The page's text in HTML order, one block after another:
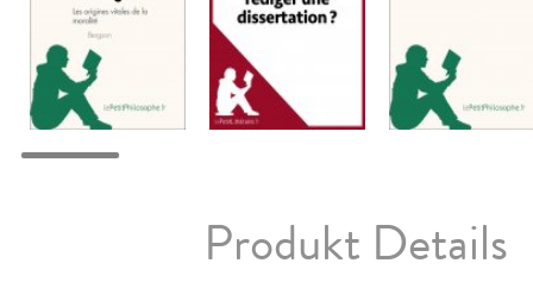
Produkt Details